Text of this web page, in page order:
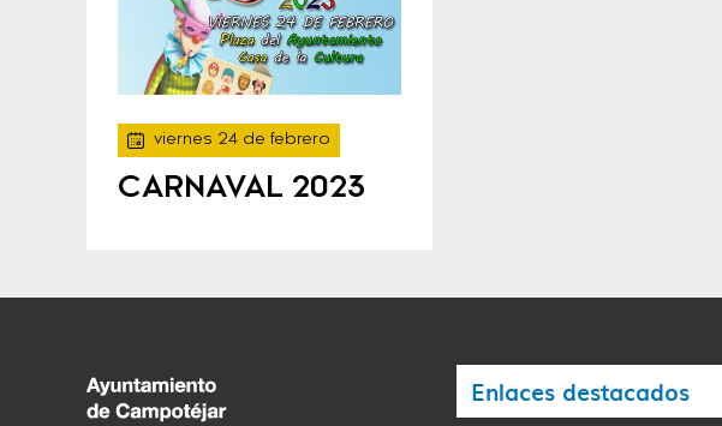
viernes 24 de febrero
CARNAVAL 2023
Enlaces destacados